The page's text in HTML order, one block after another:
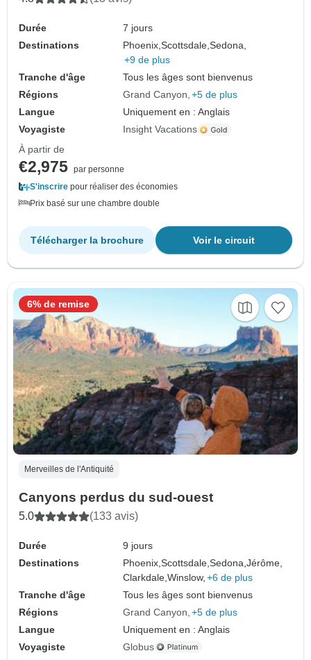
Durée
7 jours
Destinations
Phoenix,Scottsdale,Sedona,
+9 de plus
Tranche d'âge
Tous les âges sont bienvenus
Régions
Grand Canyon +5 de plus
Langue
Uniquement en : Anglais
Voyagiste
Insight Vacations
À partir de
€2,975 par personne
S'inscrire pour réaliser des économies
Prix basé sur une chambre double
Voir le circuit
Télécharger la brochure
Merveilles de l'Antiquité
Canyons perdus du sud-ouest
5.0 (133 avis)
Durée
9 jours
Destinations
Phoenix,Scottsdale,Sedona,Jérôme,
Clarkdale,Winslow, +6 de plus
Tranche d'âge
Tous les âges sont bienvenus
Régions
Grand Canyon +5 de plus
Langue
Uniquement en : Anglais
Voyagiste
Globus
6% de remise